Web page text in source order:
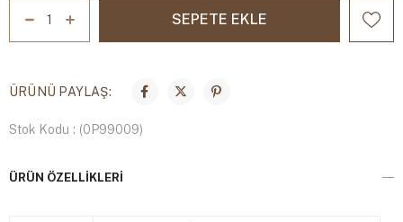
ÜRÜNÜ PAYLAŞ:
Stok Kodu (0P99009)
ÜRÜN ÖZELLIKLERI